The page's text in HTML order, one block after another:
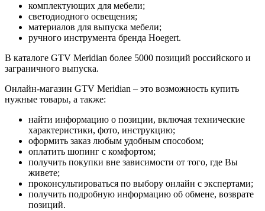
комплектующих для мебели;
светодиодного освещения;
материалов для выпуска мебели;
ручного инструмента бренда Hoegert.
В каталоге GTV Meridian более 5000 позиций российского и
заграничного выпуска.
Онлайн-магазин GTV Meridian – это возможность купить
нужные товары, а также:
найти информацию о позиции, включая технические
характеристики, фото, инструкцию;
оформить заказ любым удобным способом;
оплатить шопинг с комфортом;
получить покупки вне зависимости от того, где Вы
живете;
проконсультироваться по выбору онлайн с экспертами;
получить подробную информацию об обмене, возврате
позиций.